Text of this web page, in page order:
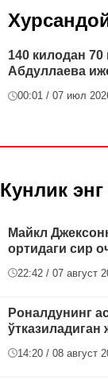
140 килодан 70
Абдуллаева
00:01 / 07 июл
Кунлик
Майкл
ортидаги сир
22:42 / 07 август
Роналдунинг
14:20 / 08 август